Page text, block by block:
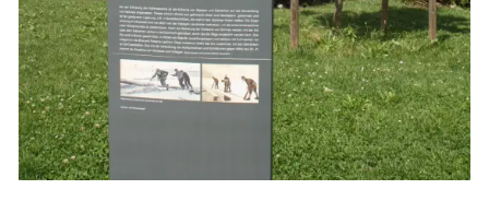
GEWERBE
NOTFALL
TELEFON